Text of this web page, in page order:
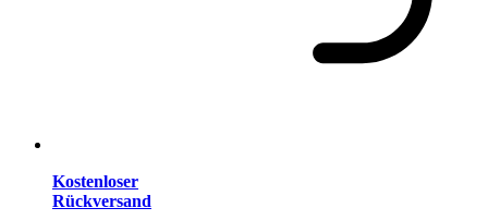
Kostenloser
Rückversand